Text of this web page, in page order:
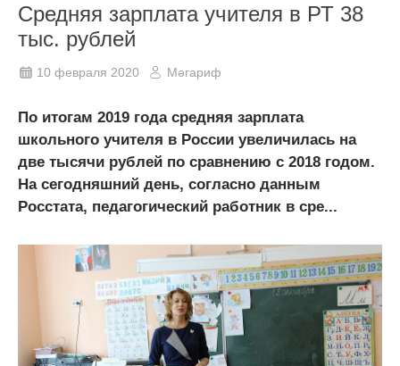
Средняя зарплата учителя в РТ 38
тыс. рублей
10 февраля 2020 Мәгариф
По итогам 2019 года средняя зарплата
школьного учителя в России увеличилась на
две тысячи рублей по сравнению с 2018 годом.
На сегодняшний день, согласно данным
Росстата, педагогический работник в сре...